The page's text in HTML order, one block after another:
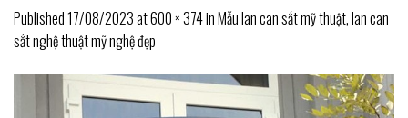
Published17/08/2023at600 × 374inMẫu lan can sắt mỹ thuật, lan can
sắt nghệ thuật mỹ nghệ đẹp